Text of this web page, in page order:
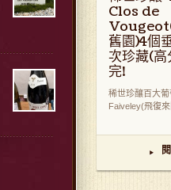
Clos de
舊園)4個
次珍藏(高
完!
稀世珍釀百大
Faiveley(飛復
▸